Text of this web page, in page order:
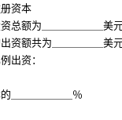
资本
总额为＿＿＿＿＿＿美元
资额共为＿＿＿＿＿美
出资：
＿＿＿＿＿＿％